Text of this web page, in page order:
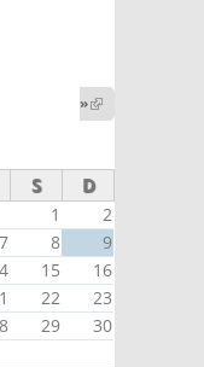
(link is»
external)
S D
1
2
7 8
9
15
16
22
23
29
30